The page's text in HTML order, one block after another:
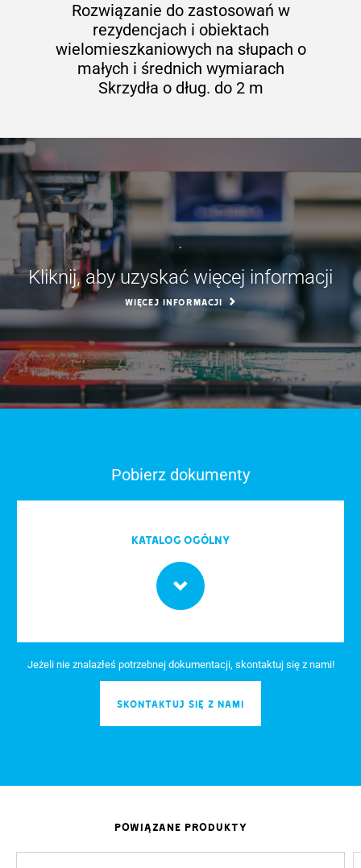
Rozwiązanie do zastosowań w
rezydencjach i obiektach
wielomieszkaniowych na słupach o
małych i średnich wymiarach
Skrzydła o dług. do 2 m
.
Kliknij, aby uzyskać więcej informacji
WIĘCEJ INFORMACJI
Pobierz dokumenty
Katalog Ogólny
Jeżeli nie znalazłeś potrzebnej dokumentacji, skontaktuj się z nami!
SKONTAKTUJ SIĘ Z NAMI
POWIĄZANE PRODUKTY